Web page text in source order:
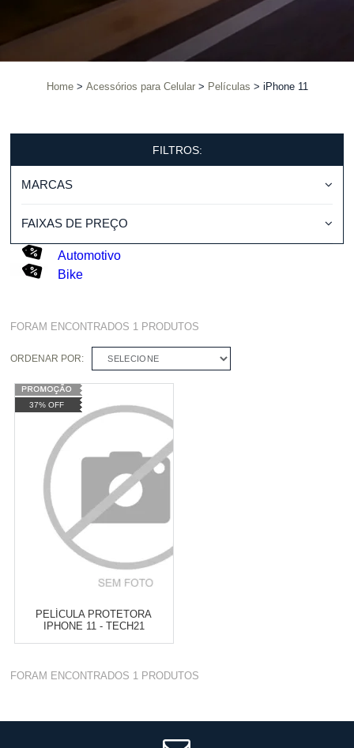
Home Acessórios para Celular Películas iPhone 11
FILTROS:
MARCAS
FAIXAS DE PREÇO
Automotivo
Bike
FORAM ENCONTRADOS 1 PRODUTOS
ORDENAR POR: SELECIONE
37% OFF
PELÍCULA PROTETORA
IPHONE 11 - TECH21
Varejo: R$ 4.050,70
10 x de R$ 255,09
FORAM ENCONTRADOS 1 PRODUTOS